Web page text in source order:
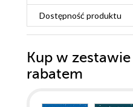
Dostępność produktu
Kup w
rabatem